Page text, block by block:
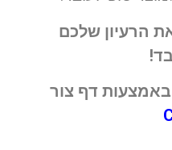
הרעיון שלכם
דף צור